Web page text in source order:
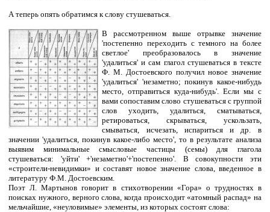
А теперь опять обратимся к слову стушеваться.
В рассмотренном выше отрывке значение
'постепенно переходить с темного на более
светлое' преобразовалось в значение
'удалиться' и сам глагол стушеваться в тексте
Ф. М. Достоевского получил новое значение
'удалиться' 'незаметно; покинув какое-нибудь
место, отправиться куда-нибудь'. Если мы с
вами сопоставим слово стушеваться с группой
слов уходить, удалиться, сматываться,
ретироваться, скрываться, ускользать,
смываться, исчезать, испариться и др. в
значении 'удалиться, покинув какое-либо место', то в результате анализа
выявим минимальные смысловые частицы (семы) для глагола
стушеваться: 'уйти' +'незаметно'+'постепенно'. В совокупности эти
«строители-невидимки» и составят новое значение слова, введенное в
литературу Ф.М. Достоевским.
Поэт Л. Мартынов говорит в стихотворении «Гора» о трудностях в
поисках нужного, верного слова, когда происходит «атомный распад» на
мельчайшие, «неуловимые» элементы, из которых состоят слова: